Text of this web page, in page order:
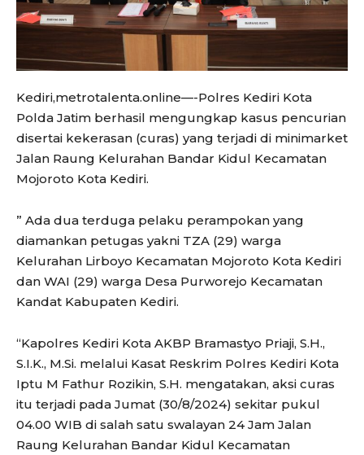
Kediri,metrotalenta.online—-Polres Kediri Kota
Polda Jatim berhasil mengungkap kasus pencurian
disertai kekerasan (curas) yang terjadi di minimarket
Jalan Raung Kelurahan Bandar Kidul Kecamatan
Mojoroto Kota Kediri.
” Ada dua terduga pelaku perampokan yang
diamankan petugas yakni TZA (29) warga
Kelurahan Lirboyo Kecamatan Mojoroto Kota Kediri
dan WAI (29) warga Desa Purworejo Kecamatan
Kandat Kabupaten Kediri.
“Kapolres Kediri Kota AKBP Bramastyo Priaji, S.H.,
S.I.K., M.Si. melalui Kasat Reskrim Polres Kediri Kota
Iptu M Fathur Rozikin, S.H. mengatakan, aksi curas
itu terjadi pada Jumat (30/8/2024) sekitar pukul
04.00 WIB di salah satu swalayan 24 Jam Jalan
Raung Kelurahan Bandar Kidul Kecamatan